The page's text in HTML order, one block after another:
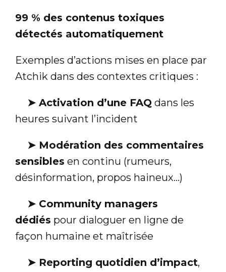
99 % des contenus toxiques
détectés automatiquement
Exemples d’actions mises en place par
Atchik dans des contextes critiques :
➤ Activation d’une FAQ dans les
heures suivant l’incident
➤ Modération des commentaires
sensibles en continu (rumeurs,
désinformation, propos haineux…)
➤ Community managers
dédiés pour dialoguer en ligne de
façon humaine et maîtrisée
➤ Reporting quotidien d’impact,